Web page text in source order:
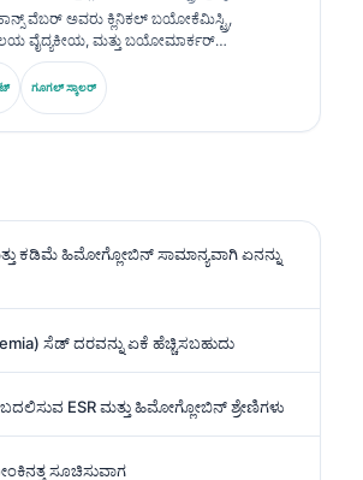
ವೆಬರ್ ಅವರು ಕ್ಲಿನಿಕಲ್ ಬಯೋಕೆಮಿಸ್ಟ್ರಿ,
ವೈದ್ಯಕೀಯ, ಮತ್ತು ಬಯೋಮಾರ್ಕರ್
30+ ವರ್ಷಗಳ ಪರಿಣತಿಯನ್ನು ಹೊಂದಿದ್ದಾರೆ.
ಫಾರ್ ಕ್ಲಿನಿಕಲ್ ಕೆಮಿಸ್ಟ್ರಿಯ ಮಾಜಿ ಅಧ್ಯಕ್ಷರಾಗಿದ್ದ
ಪ್ಯಾನೆಲ್ ವಿಶ್ಲೇಷಣೆ, ಬಯೋಮಾರ್ಕರ್
ಗೂಗಲ್ ಸ್ಕಾಲರ್
ಕಡಿಮೆ ಹಿಮೋಗ್ಲೋಬಿನ್ ಸಾಮಾನ್ಯವಾಗಿ ಏನನ್ನು
ಸೆಡ್ ದರವನ್ನು ಏಕೆ ಹೆಚ್ಚಿಸಬಹುದು
ಬದಲಿಸುವ ESR ಮತ್ತು ಹಿಮೋಗ್ಲೋಬಿನ್ ಶ್ರೇಣಿಗಳು
ಸೂಚಿಸುವಾಗ